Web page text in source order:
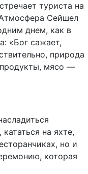
туриста на
Сейшел
днем, как в
«Бог сажает,
природа
мясо —
на яхте,
но и
которая